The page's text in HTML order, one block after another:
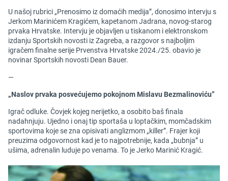
U našoj rubrici „Prenosimo iz domaćih medija”, donosimo intervju s
Jerkom Marinićem Kragićem, kapetanom Jadrana, novog-starog
prvaka Hrvatske. Intervju je objavljen u tiskanom i elektronskom
izdanju Sportskih novosti iz Zagreba, a razgovor s najboljim
igračem finalne serije Prvenstva Hrvatske 2024./25. obavio je
novinar Sportskih novosti Dean Bauer.
—
„Naslov prvaka posvećujemo pokojnom Mislavu Bezmalinoviću”
Igrač odluke. Čovjek kojeg nerijetko, a osobito baš finala
nadahnjuju. Ujedno i onaj tip sportaša u loptačkim, momčadskim
sportovima koje se zna opisivati anglizmom „killer”. Frajer koji
preuzima odgovornost kad je to najpotrebnije, kada „bubnja” u
ušima, adrenalin luduje po venama. To je Jerko Marinić Kragić.